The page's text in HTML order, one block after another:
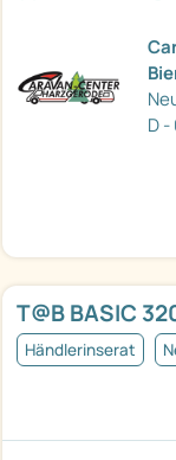
D
T@B BASIC
Händlerinserat